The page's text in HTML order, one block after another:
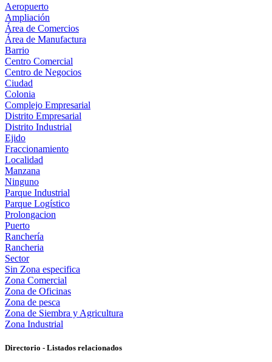
Aeropuerto
Ampliación
Área de Comercios
Área de Manufactura
Barrio
Centro Comercial
Centro de Negocios
Ciudad
Colonia
Complejo Empresarial
Distrito Empresarial
Distrito Industrial
Ejido
Fraccionamiento
Localidad
Manzana
Ninguno
Parque Industrial
Parque Logístico
Prolongacion
Puerto
Ranchería
Rancheria
Sector
Sin Zona especifica
Zona Comercial
Zona de Oficinas
Zona de pesca
Zona de Siembra y Agricultura
Zona Industrial
Directorio - Listados relacionados